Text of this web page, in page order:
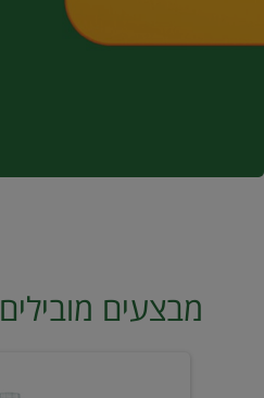
מבצעים מובילים